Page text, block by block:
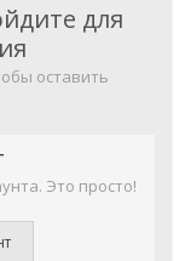
для
оставить
Это просто!